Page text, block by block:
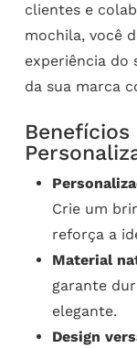
clientes e
mochila, você
experiência do
da sua marca
Benefícios
Crie um
reforça a
Material
garante
elegante.
Design